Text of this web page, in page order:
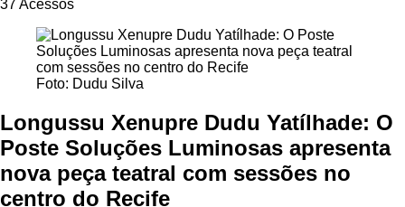
37Acessos
Foto: Dudu Silva
Longussu Xenupre Dudu Yatílhade: O
Poste Soluções Luminosas apresenta
nova peça teatral com sessões no
centro do Recife